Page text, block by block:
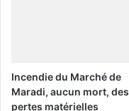
Incendie du Marché de
Maradi, aucun mort, des
pertes matérielles